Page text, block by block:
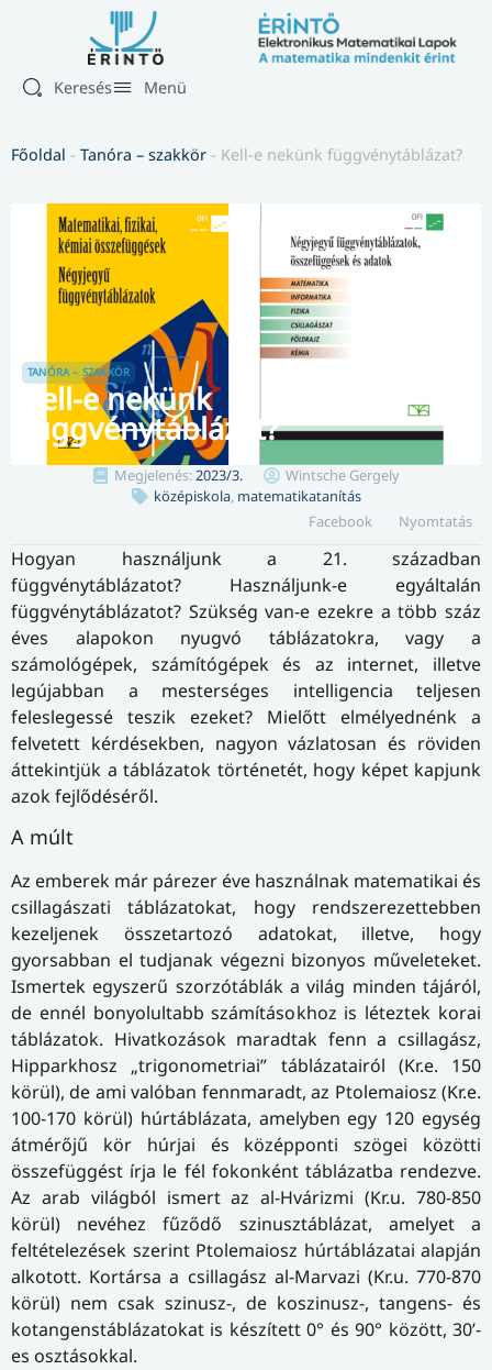
Keresés Menü
Főoldal - Tanóra – szakkör - Kell-e nekünk függvénytáblázat?
TANÓRA – SZAKKÖR
Kell-e nekünk
függvénytáblázat?
Megjelenés:2023/3.
Wintsche Gergely
középiskola, matematikatanítás
Facebook
Nyomtatás
Hogyan használjunk a 21. században
függvénytáblázatot? Használjunk-e egyáltalán
függvénytáblázatot? Szükség van-e ezekre a több száz
éves alapokon nyugvó táblázatokra, vagy a
számológépek, számítógépek és az internet, illetve
legújabban a mesterséges intelligencia teljesen
feleslegessé teszik ezeket? Mielőtt elmélyednénk a
felvetett kérdésekben, nagyon vázlatosan és röviden
áttekintjük a táblázatok történetét, hogy képet kapjunk
azok fejlődéséről.
A múlt
Az emberek már párezer éve használnak matematikai és
csillagászati táblázatokat, hogy rendszerezettebben
kezeljenek összetartozó adatokat, illetve, hogy
gyorsabban el tudjanak végezni bizonyos műveleteket.
Ismertek egyszerű szorzótáblák a világ minden tájáról,
de ennél bonyolultabb számításokhoz is léteztek korai
táblázatok. Hivatkozások maradtak fenn a csillagász,
Hipparkhosz „trigonometriai” táblázatairól (Kr.e. 150
körül), de ami valóban fennmaradt, az Ptolemaiosz (Kr.e.
100-170 körül) húrtáblázata, amelyben egy 120 egység
átmérőjű kör húrjai és középponti szögei közötti
összefüggést írja le fél fokonként táblázatba rendezve.
Az arab világból ismert az al-Hvárizmi (Kr.u. 780-850
körül) nevéhez fűződő szinusztáblázat, amelyet a
feltételezések szerint Ptolemaiosz húrtáblázatai alapján
alkotott. Kortársa a csillagász al-Marvazi (Kr.u. 770-870
körül) nem csak szinusz-, de koszinusz-, tangens- és
kotangenstáblázatokat is készített 0° és 90° között, 30’-
es osztásokkal.